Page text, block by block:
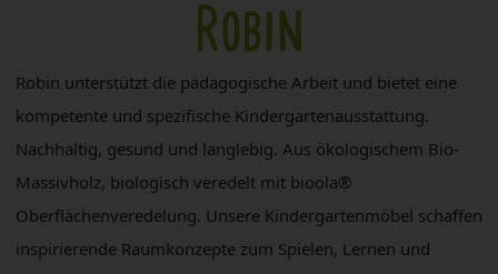
Robin
Robin unterstützt die pädagogische Arbeit und bietet eine
kompetente und spezifische Kindergartenausstattung.
Nachhaltig, gesund und langlebig. Aus ökologischem Bio-
Massivholz, biologisch veredelt mit bioola®
Oberflächenveredelung. Unsere Kindergartenmöbel schaffen
inspirierende Raumkonzepte zum Spielen, Lernen und